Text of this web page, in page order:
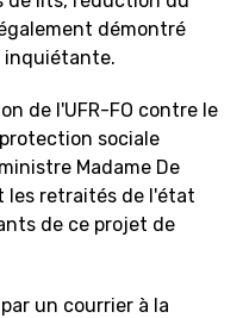
démontré
inquiétante.
de l'UFR-FO contre le
sociale
Madame De
les retraités de l'état
de ce projet de
un courrier à la